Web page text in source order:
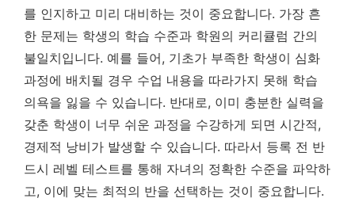
를 인지하고 미리 대비하는 것이 중요합니다. 가장 흔
한 문제는 학생의 학습 수준과 학원의 커리큘럼 간의
불일치입니다. 예를 들어, 기초가 부족한 학생이 심화
과정에 배치될 경우 수업 내용을 따라가지 못해 학습
의욕을 잃을 수 있습니다. 반대로, 이미 충분한 실력을
갖춘 학생이 너무 쉬운 과정을 수강하게 되면 시간적,
경제적 낭비가 발생할 수 있습니다. 따라서 등록 전 반
드시 레벨 테스트를 통해 자녀의 정확한 수준을 파악하
고, 이에 맞는 최적의 반을 선택하는 것이 중요합니다.